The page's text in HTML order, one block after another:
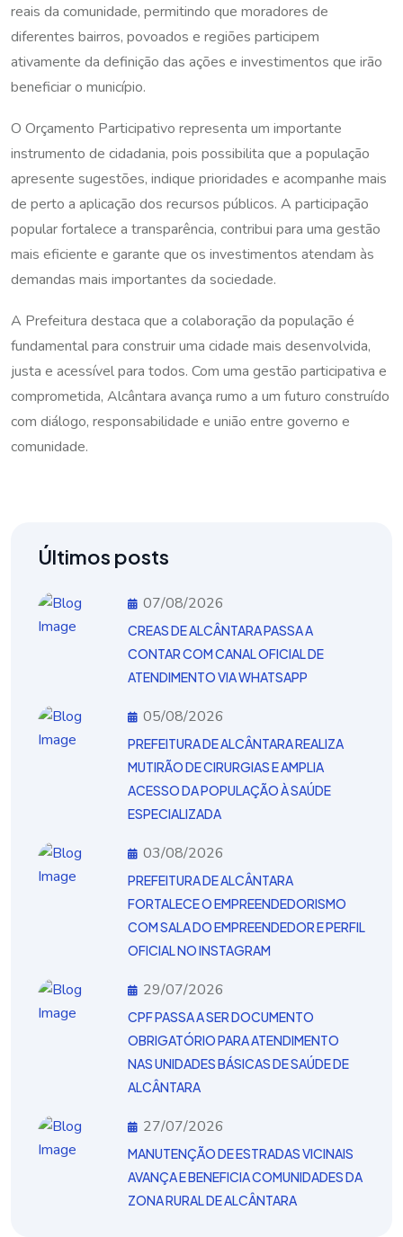
reais da comunidade, permitindo que moradores de
diferentes bairros, povoados e regiões participem
ativamente da definição das ações e investimentos que irão
beneficiar o município.
O Orçamento Participativo representa um importante
instrumento de cidadania, pois possibilita que a população
apresente sugestões, indique prioridades e acompanhe mais
de perto a aplicação dos recursos públicos. A participação
popular fortalece a transparência, contribui para uma gestão
mais eficiente e garante que os investimentos atendam às
demandas mais importantes da sociedade.
A Prefeitura destaca que a colaboração da população é
fundamental para construir uma cidade mais desenvolvida,
justa e acessível para todos. Com uma gestão participativa e
comprometida, Alcântara avança rumo a um futuro construído
com diálogo, responsabilidade e união entre governo e
comunidade.
Últimos posts
07/08/2026
CREAS DE ALCÂNTARA PASSA A
CONTAR COM CANAL OFICIAL DE
ATENDIMENTO VIA WHATSAPP
05/08/2026
PREFEITURA DE ALCÂNTARA REALIZA
MUTIRÃO DE CIRURGIAS E AMPLIA
ACESSO DA POPULAÇÃO À SAÚDE
ESPECIALIZADA
03/08/2026
PREFEITURA DE ALCÂNTARA
FORTALECE O EMPREENDEDORISMO
COM SALA DO EMPREENDEDOR E PERFIL
OFICIAL NO INSTAGRAM
29/07/2026
CPF PASSA A SER DOCUMENTO
OBRIGATÓRIO PARA ATENDIMENTO
NAS UNIDADES BÁSICAS DE SAÚDE DE
ALCÂNTARA
27/07/2026
MANUTENÇÃO DE ESTRADAS VICINAIS
AVANÇA E BENEFICIA COMUNIDADES DA
ZONA RURAL DE ALCÂNTARA